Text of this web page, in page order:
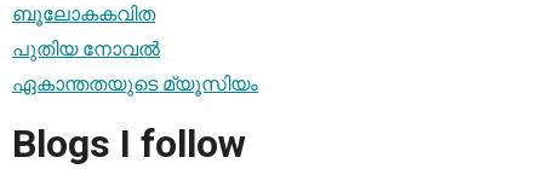
ബൂലോകകവിത
പുതിയ നോവൽ
ഏകാന്തതയുടെ മ്യൂസിയം
Blogs I follow